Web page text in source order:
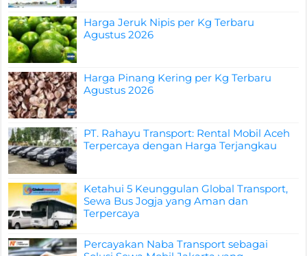
Harga Jeruk Nipis per Kg Terbaru
Agustus 2026
Harga Pinang Kering per Kg Terbaru
Agustus 2026
PT. Rahayu Transport: Rental Mobil Aceh
Terpercaya dengan Harga Terjangkau
Ketahui 5 Keunggulan Global Transport,
Sewa Bus Jogja yang Aman dan
Terpercaya
Percayakan Naba Transport sebagai